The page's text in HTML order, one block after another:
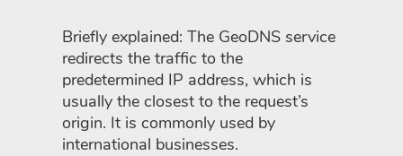
Briefly explained: The GeoDNS service
redirects the traffic to the
predetermined IP address, which is
usually the closest to the request’s
origin. It is commonly used by
international businesses.